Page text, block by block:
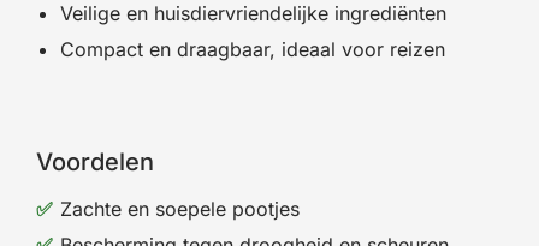
Veilige en huisdiervriendelijke ingrediënten
Compact en draagbaar, ideaal voor reizen
Voordelen
Zachte en soepele pootjes